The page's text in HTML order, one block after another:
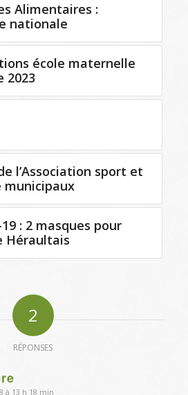
Alimentaires :
nationale
école maternelle
2023
l’Association sport et
municipaux
19 : 2 masques pour
Héraultais
2
RÉPONSES
à 13 h 18 min